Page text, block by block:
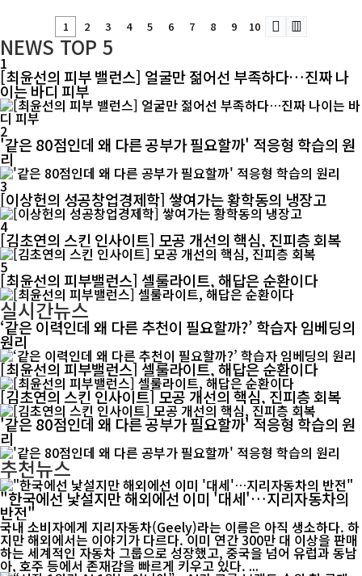
1 2 3 4 5 6 7 8 9 10
NEWSTOP 5
1
[최윤선의 피부 밸런스] 얼굴만 젊어선 부족하다…진짜 나
이는 바디 피부
2
'같은 80점인데 왜 다른 공부가 필요할까' 적응형 학습의 원
리
3
[이상헌의 성공창업경제학] 쌓여가는 황학동의 냉장고
4
[김초연의 스킨 인사이트] 모공 개선의 핵심, 진피층 회복
5
[최윤선의 피부밸런스] 셀룰라이트, 해답은 순환이다
실시간뉴스
‘같은 이력인데 왜 다른 추천이 필요할까?’ 학습자 임베딩의
원리
[최윤선의 피부밸런스] 셀룰라이트, 해답은 순환이다
[김초연의 스킨 인사이트] 모공 개선의 핵심, 진피층 회복
'같은 80점인데 왜 다른 공부가 필요할까' 적응형 학습의 원
리
추천뉴스
"한국에선 낯설지만 해외에선 이미 '대세'…지리자동차의
반전"
국내 소비자에게 지리자동차(Geely)라는 이름은 아직 생소하다. 하
지만 해외에서는 이야기가 다르다. 이미 연간 300만 대 이상을 판매
하는 세계적인 자동차 그룹으로 성장했고, 중국을 넘어 유럽과 동남
아, 호주 등에서 존재감을 빠르게 키우고 있다. ...